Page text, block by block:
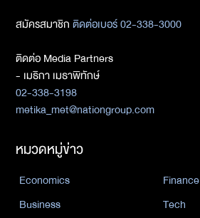
สมัครสมาชิกติดต่อเบอร์ 02-338-3000
ติดต่อ Media Partners
- เมธิกา เมธาพิทักษ์
02-338-3198
metika_met@nationgroup.com
หมวดหมู่ข่าว
Economics
Finance
Business
Tech